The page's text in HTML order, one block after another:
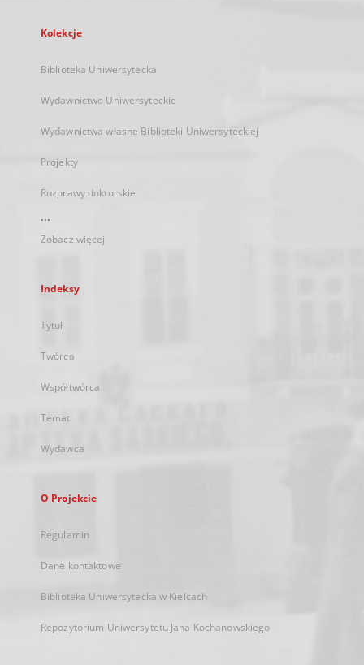
Kolekcje
Biblioteka Uniwersytecka
Wydawnictwo Uniwersyteckie
Wydawnictwa własne Biblioteki Uniwersyteckiej
Projekty
Rozprawy doktorskie
...
Zobacz więcej
Indeksy
Tytuł
Twórca
Współtwórca
Temat
Wydawca
O Projekcie
Regulamin
Dane kontaktowe
Biblioteka Uniwersytecka w Kielcach
Repozytorium Uniwersytetu Jana Kochanowskiego